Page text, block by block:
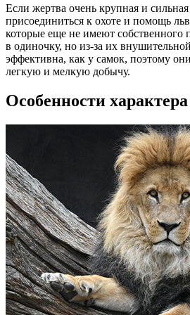
Если жертва очень крупная и
присоединиться к охоте и помощь
которые еще не имеют собственного
в одиночку, но из-за их
эффективна, как у самок, поэтому
легкую и мелкую добычу.
Особенности